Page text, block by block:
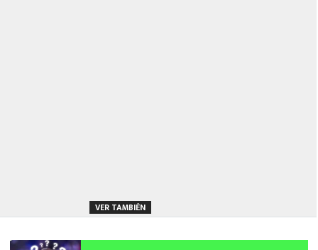
VER TAMBIÉN